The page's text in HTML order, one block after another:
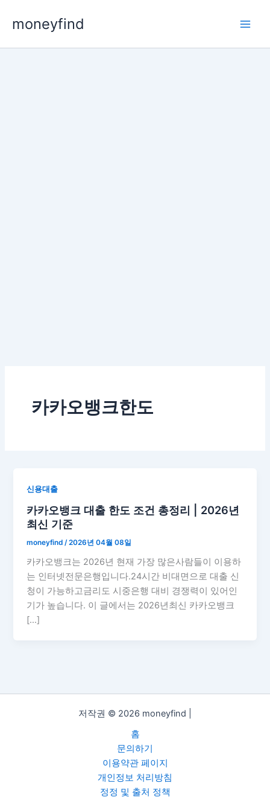
로
moneyfind
카카오뱅크한도
신용대출
카카오뱅크 대출 한도 조건 총정리 | 2026년
최신 기준
moneyfind /2026년 04월 08일
카카오뱅크는 2026년 현재 가장 많은사람들이 이용하
는 인터넷전문은행입니다.24시간 비대면으로 대출 신
청이 가능하고금리도 시중은행 대비 경쟁력이 있어인
기가 높습니다. 이 글에서는 2026년최신 카카오뱅크
[…]
저작권 © 2026 moneyfind |
홈
문의하기
이용약관 페이지
개인정보 처리방침
정정 및 출처 정책